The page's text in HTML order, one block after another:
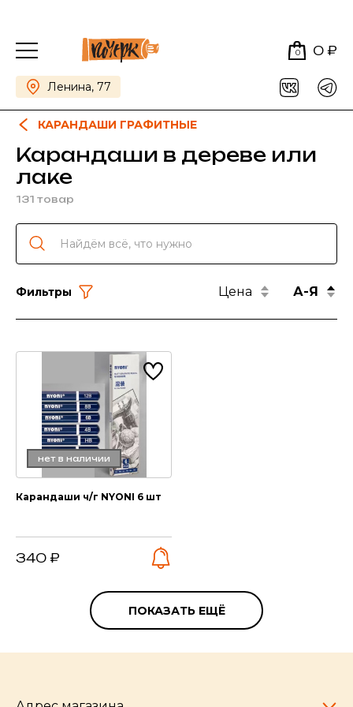
0 0 ₽
Ленина, 77
КАРАНДАШИ ГРАФИТНЫЕ
Карандаши в дереве или
лаке
131 товар
Фильтры Цена А-Я
нет в наличии
Карандаши ч/г NYONI 6 шт
340 ₽
ПОКАЗАТЬ ЕЩЁ